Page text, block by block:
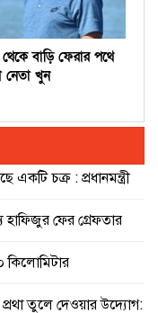
বাড়ি ফেরার পথে
নেতা খুন
একটি চক্র : প্রধানমন্ত্রী
হাফিজুর ফের গ্রেফতার
কিলোমিটার
তুলে দেওয়ার উদ্যোগ: